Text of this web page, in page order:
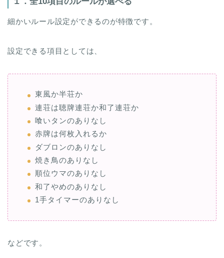
１．全10項目のルールが選べる
細かいルール設定ができるのが特徴です。
設定できる項目としては、
東風か半荘か
連荘は聴牌連荘か和了連荘か
喰いタンのありなし
赤牌は何枚入れるか
ダブロンのありなし
焼き鳥のありなし
順位ウマのありなし
和了やめのありなし
1手タイマーのありなし
などです。